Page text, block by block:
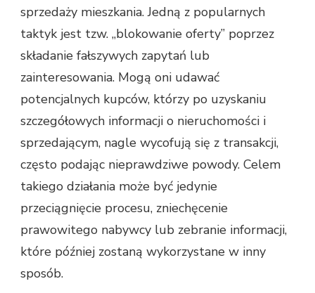
sprzedaży mieszkania. Jedną z popularnych
taktyk jest tzw. „blokowanie oferty” poprzez
składanie fałszywych zapytań lub
zainteresowania. Mogą oni udawać
potencjalnych kupców, którzy po uzyskaniu
szczegółowych informacji o nieruchomości i
sprzedającym, nagle wycofują się z transakcji,
często podając nieprawdziwe powody. Celem
takiego działania może być jedynie
przeciągnięcie procesu, zniechęcenie
prawowitego nabywcy lub zebranie informacji,
które później zostaną wykorzystane w inny
sposób.